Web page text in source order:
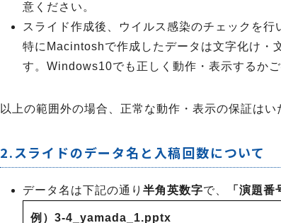
意ください。
スライド作成後、ウイルス感染のチェックを
特にMacintoshで作成したデータは文字化け・
す。Windows10でも正しく動作・表示するかご
以上の範囲外の場合、正常な動作・表示の保証はい
2.スライドのデータ名と入稿回数について
データ名は下記の通り 半角英数字で、 「演題
例）3-4_yamada_1.pptx